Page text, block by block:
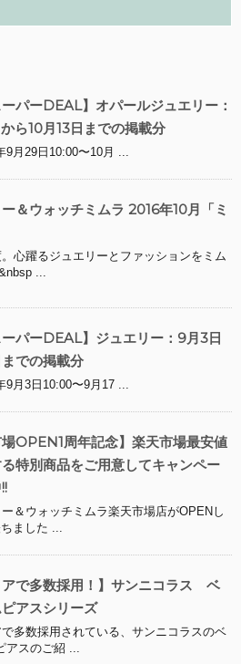
ーパーDEAL】オパールジュエリー：
ら10月13日までの掲載分
29日10:00〜10月 ...
＆ウォッチミムラ 2016年10月「ミ
心躍るジュエリーとファッションをミム
...
ーパーDEAL】ジュエリー：9月3日
での掲載分
3日10:00〜9月17 ...
場OPEN1周年記念】楽天市場最安値
特別商品をご用意してキャンペー
＆ウォッチミムラ楽天市場店がOPENし
ました ...
アで多数採用！】サンニコラス ベ
アスシリーズ
多数採用されている、サンニコラスのベ
アスのご紹 ...